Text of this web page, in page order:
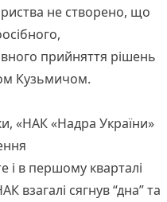
не створено, що
прийняття рішень
Кузьмичом.
, «НАК «Надра України»
і в першому кварталі
взагалі сягнув “дна” та